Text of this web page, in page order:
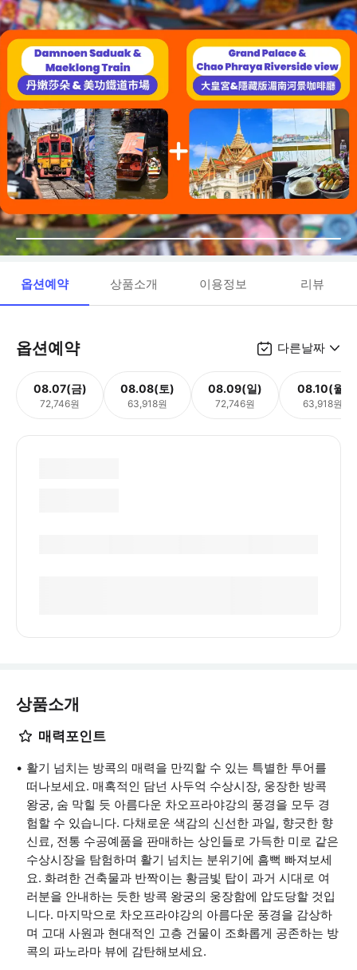
옵션예약 상품소개 이용정보 리뷰
옵션예약 다른날짜
08.07(금)
72,746원
08.08(토)
63,918원
08.09(일)
72,746원
08.10(월)
63,918원
상품소개
매력포인트
활기 넘치는 방콕의 매력을 만끽할 수 있는 특별한 투어를
떠나보세요. 매혹적인 담넌 사두억 수상시장, 웅장한 방콕
왕궁, 숨 막힐 듯 아름다운 차오프라야강의 풍경을 모두 경
험할 수 있습니다. 다채로운 색감의 신선한 과일, 향긋한 향
신료, 전통 수공예품을 판매하는 상인들로 가득한 미로 같은
수상시장을 탐험하며 활기 넘치는 분위기에 흠뻑 빠져보세
요. 화려한 건축물과 반짝이는 황금빛 탑이 과거 시대로 여
러분을 안내하는 듯한 방콕 왕궁의 웅장함에 압도당할 것입
니다. 마지막으로 차오프라야강의 아름다운 풍경을 감상하
며 고대 사원과 현대적인 고층 건물이 조화롭게 공존하는 방
콕의 파노라마 뷰에 감탄해보세요.